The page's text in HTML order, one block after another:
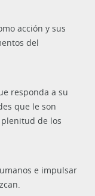
acción y sus
del
responda a su
que le son
de los
e impulsar